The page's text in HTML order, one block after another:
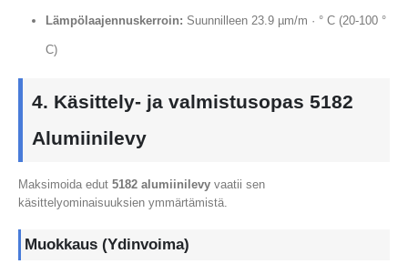
Lämpölaajennuskerroin: Suunnilleen 23.9 µm/m · ° C (20-100 °
C)
4. Käsittely- ja valmistusopas 5182
Alumiinilevy
Maksimoida edut 5182 alumiinilevy vaatii sen
käsittelyominaisuuksien ymmärtämistä.
Muokkaus (Ydinvoima)